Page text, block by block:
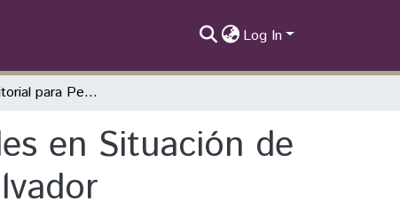
Log In
Lectura Territorial para Pequeñas Localidades en Situación de Violencia - Caso: Comunidad Romero, el Salvador
en Situación de